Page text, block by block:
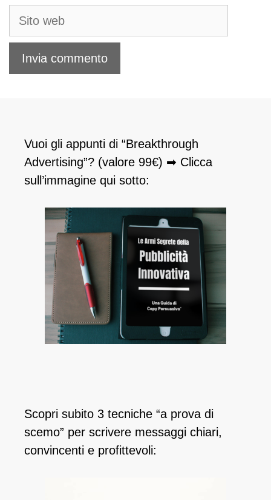
Sito
Vuoi gli appunti di “Breakthrough
Advertising”? (valore 99€) ➡ Clicca
sull’immagine qui sotto:
Scopri subito 3 tecniche “a prova di
scemo” per scrivere messaggi chiari,
convincenti e profittevoli: